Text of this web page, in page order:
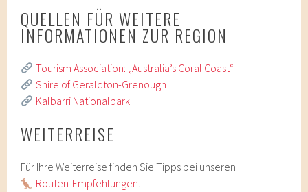
QUELLEN FÜR WEITERE
INFORMATIONEN ZUR REGION
Tourism Association: „Australia’s Coral Coast“
Shire of Geraldton-Grenough
Kalbarri Nationalpark
WEITERREISE
Für Ihre Weiterreise finden Sie Tipps bei unseren
Routen-Empfehlungen.